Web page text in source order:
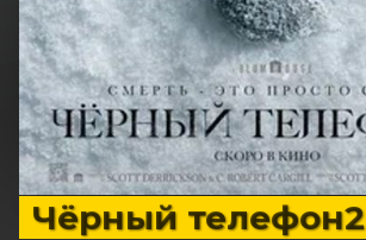
Чёрный телефон2